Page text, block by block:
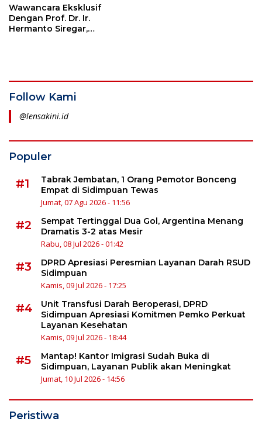
Padangsidimpuan
Wawancara Eksklusif
Dengan Prof. Dr. Ir.
Hermanto Siregar,
Follow Kami
@lensakini.id
Populer
#1
Tabrak Jembatan, 1 Orang Pemotor Bonceng
Empat di Sidimpuan Tewas
Jumat, 07 Agu 2026 - 11:56
#2
Sempat Tertinggal Dua Gol, Argentina Menang
Dramatis 3-2 atas Mesir
Rabu, 08 Jul 2026 - 01:42
#3
DPRD Apresiasi Peresmian Layanan Darah RSUD
Sidimpuan
Kamis, 09 Jul 2026 - 17:25
#4
Unit Transfusi Darah Beroperasi, DPRD
Sidimpuan Apresiasi Komitmen Pemko Perkuat
Layanan Kesehatan
Kamis, 09 Jul 2026 - 18:44
#5
Mantap! Kantor Imigrasi Sudah Buka di
Sidimpuan, Layanan Publik akan Meningkat
Jumat, 10 Jul 2026 - 14:56
Peristiwa